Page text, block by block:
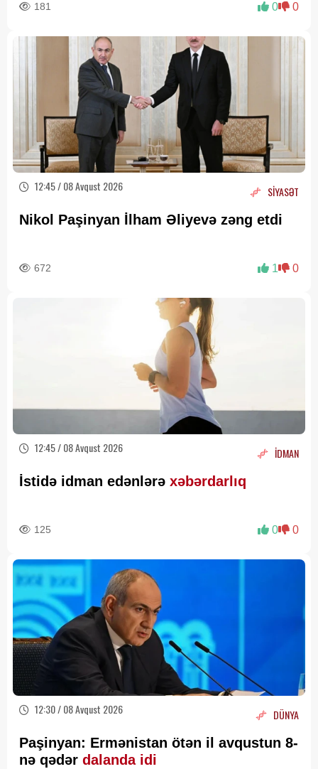
181 0 0
12:45 / 08 Avqust 2026 SİYASƏT
Nikol Paşinyan İlham Əliyevə zəng etdi
672 1 0
12:45 / 08 Avqust 2026 İDMAN
İstidə idman edənlərə xəbərdarlıq
125 0 0
12:30 / 08 Avqust 2026 DÜNYA
Paşinyan: Ermənistan ötən il avqustun 8-
nə qədər dalanda idi